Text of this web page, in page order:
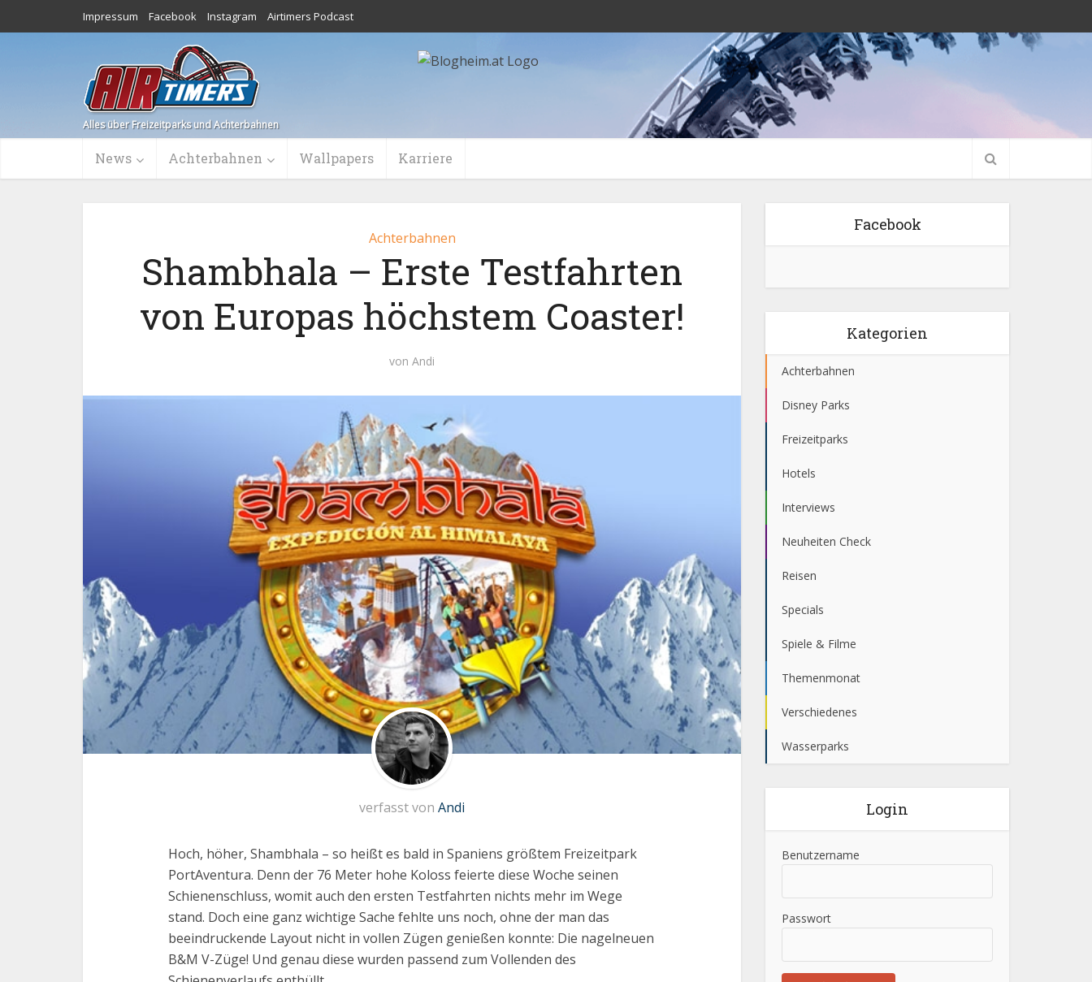
Impressum Facebook Instagram Airtimers Podcast
Alles über Freizeitparks und Achterbahnen
News Achterbahnen Wallpapers Karriere
Achterbahnen
Shambhala – Erste Testfahrten
von Europas höchstem Coaster!
von Andi
verfasst von Andi
Hoch, höher, Shambhala – so heißt es bald in Spaniens größtem Freizeitpark
PortAventura. Denn der 76 Meter hohe Koloss feierte diese Woche seinen
Schienenschluss, womit auch den ersten Testfahrten nichts mehr im Wege
stand. Doch eine ganz wichtige Sache fehlte uns noch, ohne der man das
beeindruckende Layout nicht in vollen Zügen genießen konnte: Die nagelneuen
B&M V-Züge! Und genau diese wurden passend zum Vollenden des
Facebook
Kategorien
Achterbahnen
Disney Parks
Freizeitparks
Hotels
Interviews
Neuheiten Check
Reisen
Specials
Spiele & Filme
Themenmonat
Verschiedenes
Wasserparks
Login
Benutzername
Passwort